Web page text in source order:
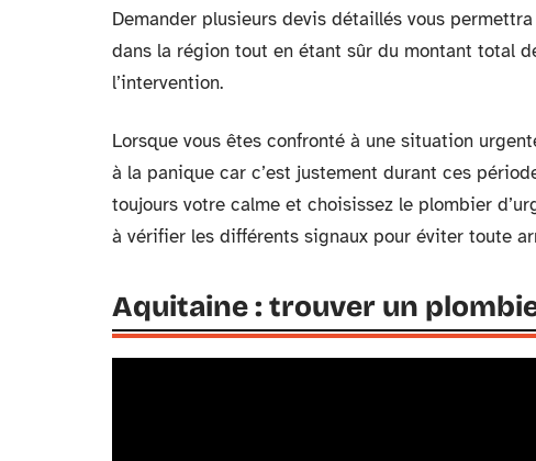
Demander plusieurs devis détaillés vous
dans la région tout en étant sûr du montant total
l’intervention.
Lorsque vous êtes confronté à une situation
à la panique car c’est justement durant ces
toujours votre calme et choisissez le plombier
à vérifier les différents signaux pour éviter toute
Aquitaine : trouver un